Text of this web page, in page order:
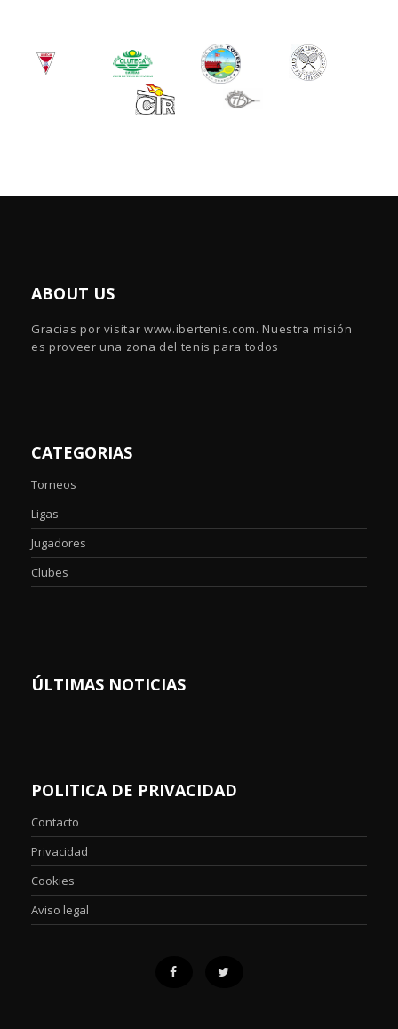
ABOUT US
Gracias por visitar www.ibertenis.com. Nuestra misión
es proveer una zona del tenis para todos
CATEGORIAS
Torneos
Ligas
Jugadores
Clubes
ÚLTIMAS NOTICIAS
POLITICA DE PRIVACIDAD
Contacto
Privacidad
Cookies
Aviso legal